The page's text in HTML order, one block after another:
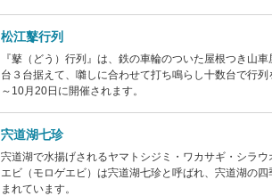
松江鼕行列
『鼕（どう）行列』は、鉄の車輪のついた屋根つき山
台３台据えて、囃しに合わせて打ち鳴らし十数台で行
～10月20日に開催されます。
宍道湖七珍
宍道湖で水揚げされるヤマトシジミ・ワカサギ・シラ
エビ（モロゲエビ）は宍道湖七珍と呼ばれ、宍道湖の
まれています。